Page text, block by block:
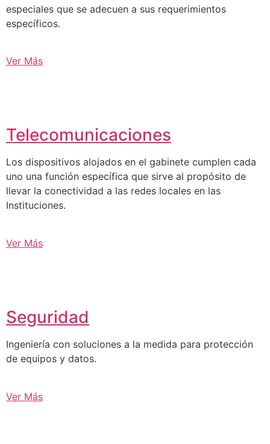
especiales que se adecuen a sus requerimientos
específicos.
Ver Más
Telecomunicaciones
Los dispositivos alojados en el gabinete cumplen cada
uno una función específica que sirve al propósito de
llevar la conectividad a las redes locales en las
Instituciones.
Ver Más
Seguridad
Ingeniería con soluciones a la medida para protección
de equipos y datos.
Ver Más